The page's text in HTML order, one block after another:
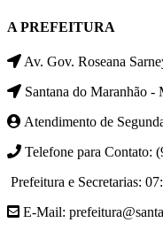
A PREFEITURA
Av. Gov. Roseana
Santana do Maranhão
Atendimento de
Telefone para Contato:
Prefeitura e Secretarias:
E-Mail: